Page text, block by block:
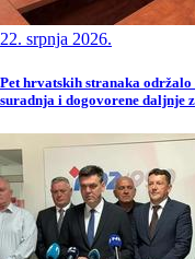
22. srpnja 2026.
Pet hrvatskih stranaka
suradnja i dogovorene daljnje